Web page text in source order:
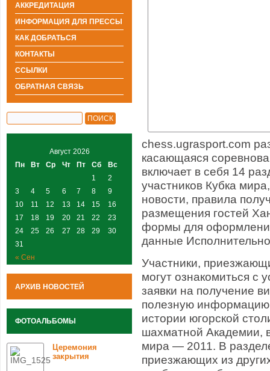
chess.ugrasport.com
касающаяся
включает в себя 14
участников Кубка
новости, правила
размещения гостей
формы для
данные
Участники,
могут ознакомиться с
заявки на получение
полезную информацию
истории югорской
шахматной Академии,
мира — 2011. В
приезжающих из
АККРЕДИТАЦИЯ
ИНФОРМАЦИЯ ДЛЯ ПРЕССЫ
КАК ДОБРАТЬСЯ
КОНТАКТЫ
ССЫЛКИ
ОБРАТНАЯ СВЯЗЬ
Август 2026
Пн
Вт Ср Чт Пт Сб Вс
« Сен
1
2
3
4 5 6 7 8
9
10
11 12 13 14 15
16
17
18 19 20 21 22
23
24
25 26 27 28 29
30
31
АРХИВ НОВОСТЕЙ
ФОТОАЛЬБОМЫ
Церемония
закрытия